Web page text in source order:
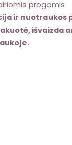
progomis
ir nuotraukos
išvaizda